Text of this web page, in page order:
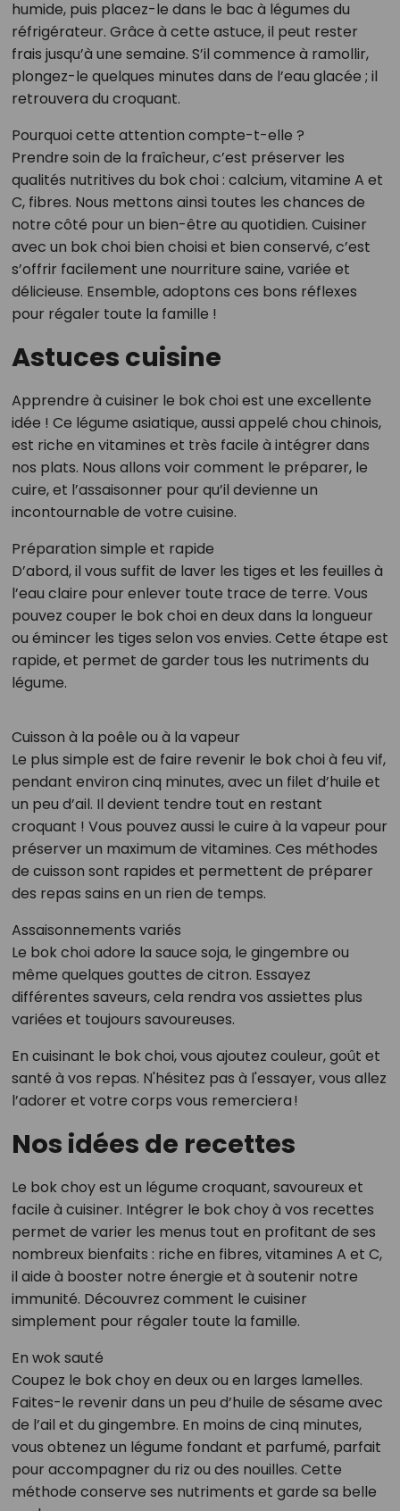
humide, puis placez-le dans le bac à légumes du
réfrigérateur. Grâce à cette astuce, il peut rester
frais jusqu’à une semaine. S’il commence à ramollir,
plongez-le quelques minutes dans de l’eau glacée ; il
retrouvera du croquant.
Pourquoi cette attention compte-t-elle ?
Prendre soin de la fraîcheur, c’est préserver les
qualités nutritives du bok choi : calcium, vitamine A et
C, fibres. Nous mettons ainsi toutes les chances de
notre côté pour un bien-être au quotidien. Cuisiner
avec un bok choi bien choisi et bien conservé, c’est
s’offrir facilement une nourriture saine, variée et
délicieuse. Ensemble, adoptons ces bons réflexes
pour régaler toute la famille !
Astuces cuisine
Apprendre à cuisiner le bok choi est une excellente
idée ! Ce légume asiatique, aussi appelé chou chinois,
est riche en vitamines et très facile à intégrer dans
nos plats. Nous allons voir comment le préparer, le
cuire, et l’assaisonner pour qu’il devienne un
incontournable de votre cuisine.
Préparation simple et rapide
D’abord, il vous suffit de laver les tiges et les feuilles à
l’eau claire pour enlever toute trace de terre. Vous
pouvez couper le bok choi en deux dans la longueur
ou émincer les tiges selon vos envies. Cette étape est
rapide, et permet de garder tous les nutriments du
légume.
Cuisson à la poêle ou à la vapeur
Le plus simple est de faire revenir le bok choi à feu vif,
pendant environ cinq minutes, avec un filet d’huile et
un peu d’ail. Il devient tendre tout en restant
croquant ! Vous pouvez aussi le cuire à la vapeur pour
préserver un maximum de vitamines. Ces méthodes
de cuisson sont rapides et permettent de préparer
des repas sains en un rien de temps.
Assaisonnements variés
Le bok choi adore la sauce soja, le gingembre ou
même quelques gouttes de citron. Essayez
différentes saveurs, cela rendra vos assiettes plus
variées et toujours savoureuses.
En cuisinant le bok choi, vous ajoutez couleur, goût et
santé à vos repas. N'hésitez pas à l'essayer, vous allez
l’adorer et votre corps vous remerciera !
Nos idées de recettes
Le bok choy est un légume croquant, savoureux et
facile à cuisiner. Intégrer le bok choy à vos recettes
permet de varier les menus tout en profitant de ses
nombreux bienfaits : riche en fibres, vitamines A et C,
il aide à booster notre énergie et à soutenir notre
immunité. Découvrez comment le cuisiner
simplement pour régaler toute la famille.
En wok sauté
Coupez le bok choy en deux ou en larges lamelles.
Faites-le revenir dans un peu d’huile de sésame avec
de l’ail et du gingembre. En moins de cinq minutes,
vous obtenez un légume fondant et parfumé, parfait
pour accompagner du riz ou des nouilles. Cette
méthode conserve ses nutriments et garde sa belle